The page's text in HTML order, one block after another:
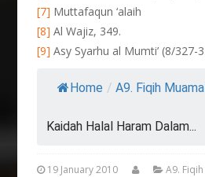
[7] Muttafaqun ‘alaih
[8] Al Wajiz, 349.
[9] Asy Syarhu al Mumti’ (8/327-
Home / A9. Fiqih
Kaidah Halal Haram Dalam...
19 January 2010
A9.